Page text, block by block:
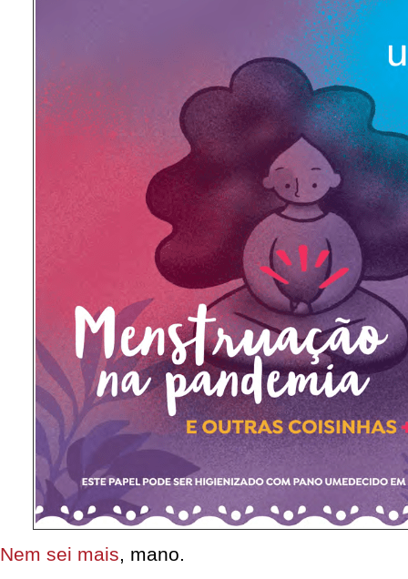
Nem sei mais, mano.